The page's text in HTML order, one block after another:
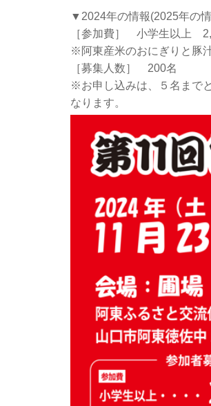
▼2024年の情報(2025年の
［参加費］ 小学生以上
※阿東産米のおにぎりと豚
［募集人数］ 200名
※お申し込みは、５名まで
なります。